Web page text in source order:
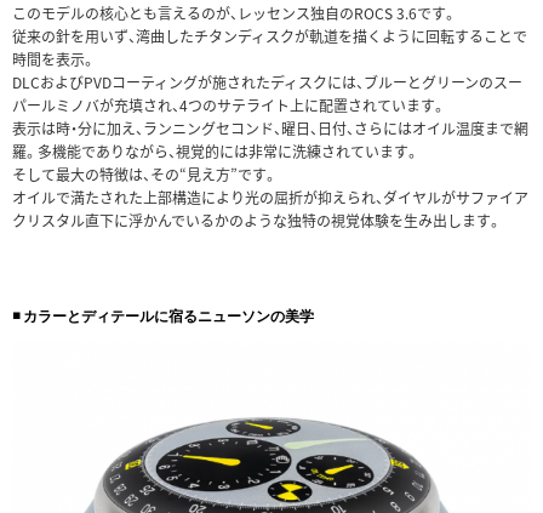
このモデルの核心とも言えるのが、レッセンス独自のROCS 3.6です。
従来の針を用いず、湾曲したチタンディスクが軌道を描くように回転することで
時間を表示。
DLCおよびPVDコーティングが施されたディスクには、ブルーとグリーンのスー
パールミノバが充填され、4つのサテライト上に配置されています。
表示は時・分に加え、ランニングセコンド、曜日、日付、さらにはオイル温度まで網
羅。多機能でありながら、視覚的には非常に洗練されています。
そして最大の特徴は、その“見え方”です。
オイルで満たされた上部構造により光の屈折が抑えられ、ダイヤルがサファイア
クリスタル直下に浮かんでいるかのような独特の視覚体験を生み出します。
◾️ カラーとディテールに宿るニューソンの美学